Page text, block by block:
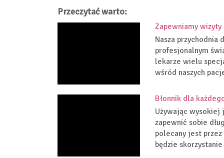
Przeczytać warto:
Zapewniamy
Nasza
profesjonalnym
lekarze wielu
wśród naszych
Błonnik dla
Używając wysokiej
zapewnić sobie
polecany jest
będzie